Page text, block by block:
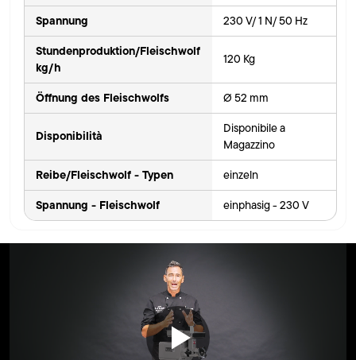
Spannung 230 V/ 1 N/ 50 Hz
Stundenproduktion/Fleischwolf
kg/h
120 Kg
Öffnung des Fleischwolfs Ø 52 mm
Disponibilità
Disponibile a
Magazzino
Reibe/Fleischwolf - Typen einzeln
Spannung - Fleischwolf einphasig - 230 V